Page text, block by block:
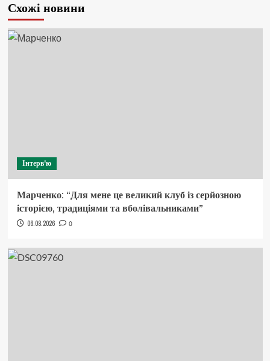
Схожі новини
Інтерв'ю
Марченко: “Для мене це великий клуб із серйозною
історією, традиціями та вболівальниками”
06.08.2026 0